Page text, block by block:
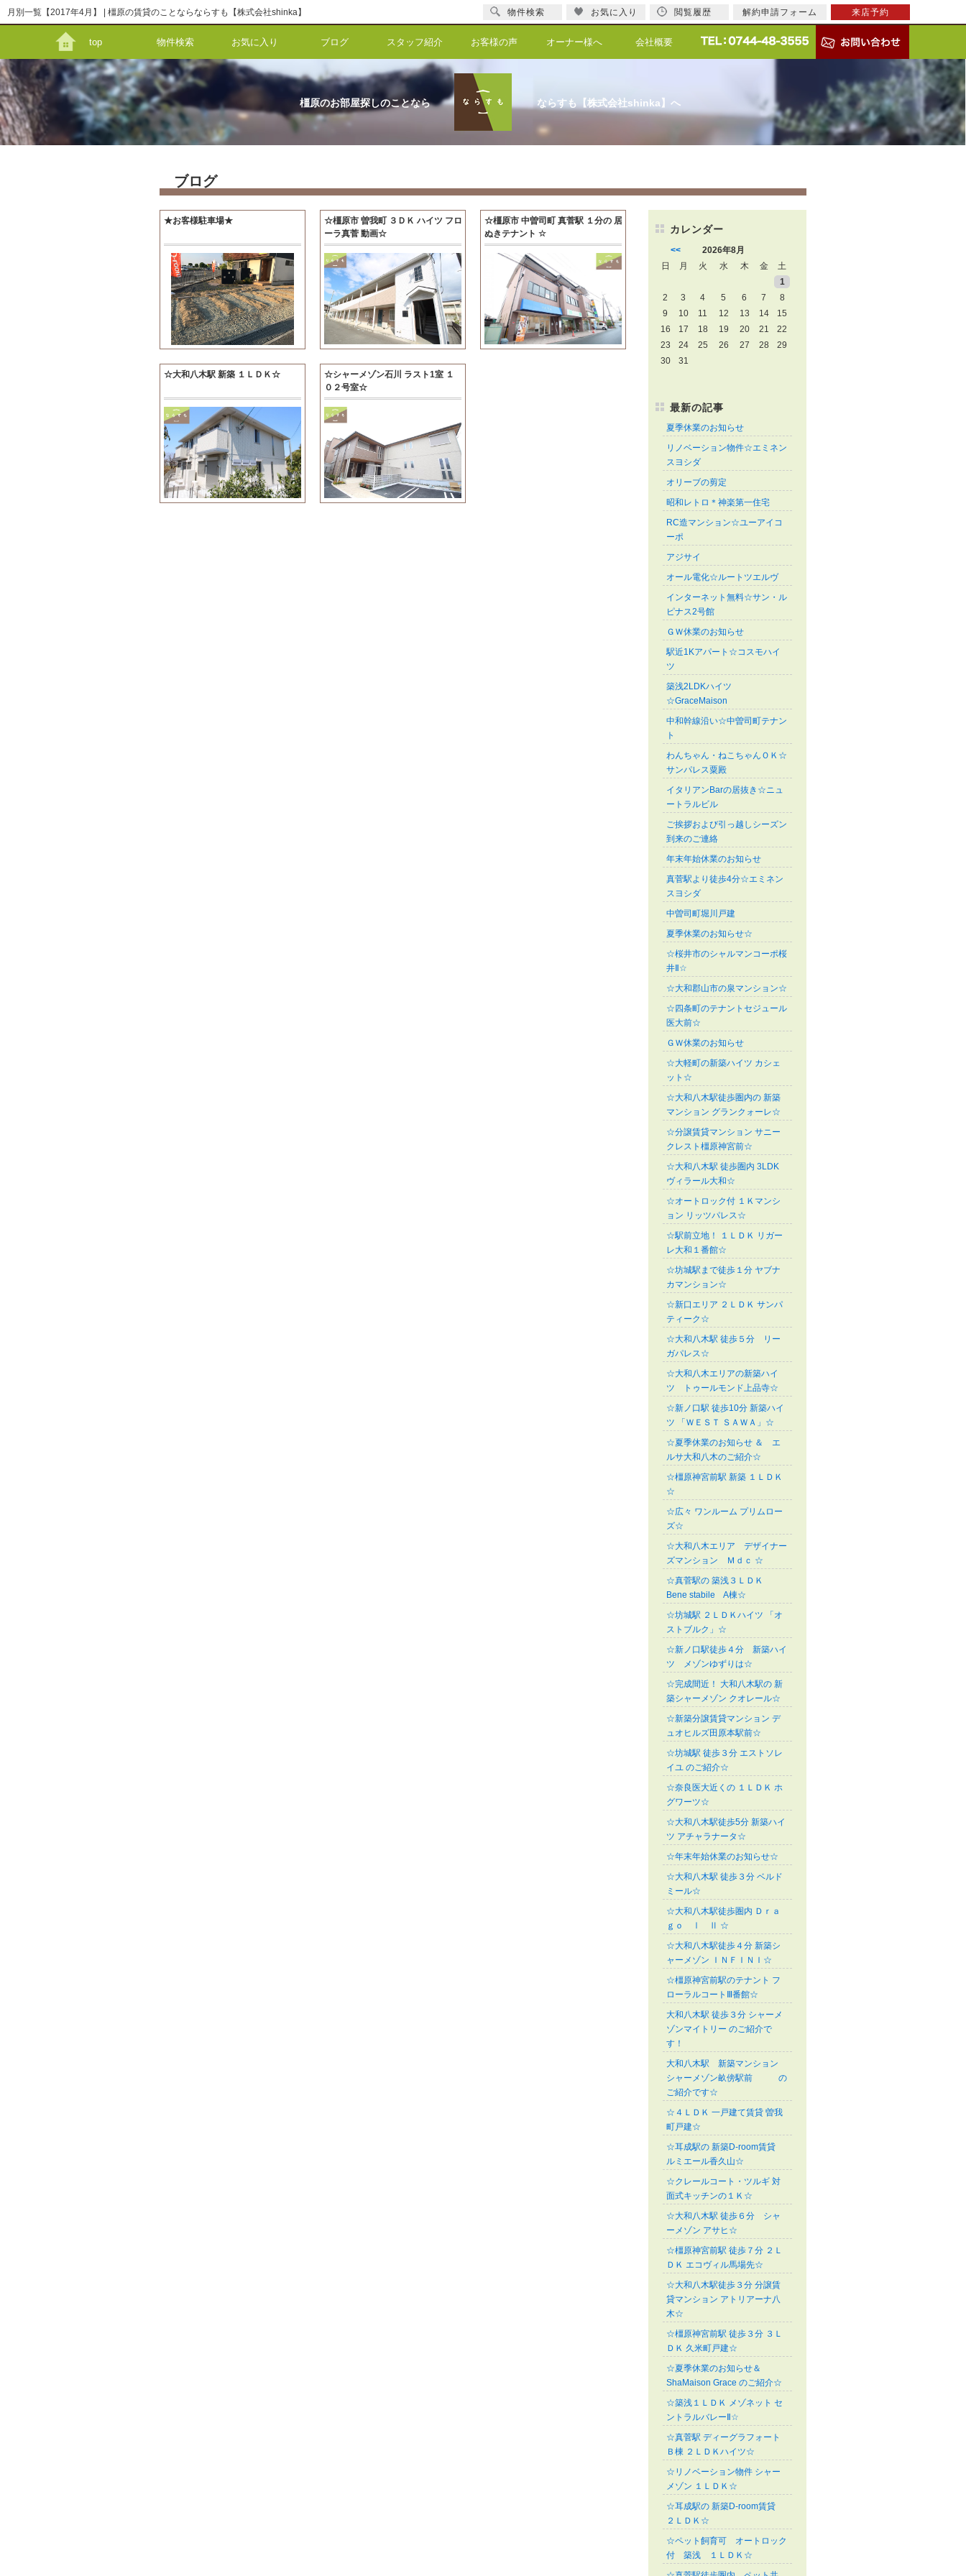
月別一覧【2017年4月】 | 橿原の賃貸のことならならすも【株式会社shinka】
top 物件検索 お気に入り ブログ スタッフ紹介 お客様の声 オーナー様へ 会社概要
橿原のお部屋探しのことなら ならすも【株式会社shinka】へ
ブログ
★お客様駐車場★
☆橿原市 曽我町 ３ＤＫ ハイツ フロ
ーラ真菅 動画☆
☆橿原市 中曽司町 真菅駅 １分の 居
ぬきテナント ☆
☆大和八木駅 新築 １ＬＤＫ☆
☆シャーメゾン石川 ラスト1室 １
０２号室☆
カレンダー
<<
2026年8月
日
月 火 水 木 金
土
1
2
3 4 5 6 7
8
9
10 11 12 13 14
15
16
17 18 19 20 21
22
23
24 25 26 27 28
29
30
31
最新の記事
夏季休業のお知らせ
リノベーション物件☆エミネン
スヨシダ
オリーブの剪定
昭和レトロ＊神楽第一住宅
RC造マンション☆ユーアイコ
ーポ
アジサイ
オール電化☆ルートツエルヴ
インターネット無料☆サン・ル
ピナス2号館
ＧＷ休業のお知らせ
駅近1Kアパート☆コスモハイ
ツ
築浅2LDKハイツ
☆GraceMaison
中和幹線沿い☆中曽司町テナン
ト
わんちゃん・ねこちゃんＯＫ☆
サンパレス粟殿
イタリアンBarの居抜き☆ニュ
ートラルビル
ご挨拶および引っ越しシーズン
到来のご連絡
年末年始休業のお知らせ
真菅駅より徒歩4分☆エミネン
スヨシダ
中曽司町堀川戸建
夏季休業のお知らせ☆
☆桜井市のシャルマンコーポ桜
井Ⅱ☆
☆大和郡山市の泉マンション☆
☆四条町のテナントセジュール
医大前☆
ＧＷ休業のお知らせ
☆大軽町の新築ハイツ カシェ
ット☆
☆大和八木駅徒歩圏内の 新築
マンション グランクォーレ☆
☆分譲賃貸マンション サニー
クレスト橿原神宮前☆
☆大和八木駅 徒歩圏内 3LDK
ヴィラール大和☆
☆オートロック付 １Ｋマンシ
ョン リッツパレス☆
☆駅前立地！ １ＬＤＫ リガー
レ大和１番館☆
☆坊城駅まで徒歩１分 ヤブナ
カマンション☆
☆新口エリア ２ＬＤＫ サンパ
ティーク☆
☆大和八木駅 徒歩５分 リー
ガパレス☆
☆大和八木エリアの新築ハイ
ツ トゥールモンド上品寺☆
☆新ノ口駅 徒歩10分 新築ハイ
ツ 「ＷＥＳＴ ＳＡＷＡ」☆
☆夏季休業のお知らせ ＆ エ
ルサ大和八木のご紹介☆
☆橿原神宮前駅 新築 １ＬＤＫ
☆
☆広々 ワンルーム プリムロー
ズ☆
☆大和八木エリア デザイナー
ズマンション Ｍｄｃ ☆
☆真菅駅の 築浅３ＬＤＫ
Bene stabile A棟☆
☆坊城駅 ２ＬＤＫハイツ 「オ
ストブルク」☆
☆新ノ口駅徒歩４分 新築ハイ
ツ メゾンゆずりは☆
☆完成間近！ 大和八木駅の 新
築シャーメゾン クオレール☆
☆新築分譲賃貸マンション デ
ュオヒルズ田原本駅前☆
☆坊城駅 徒歩３分 エストソレ
イユ のご紹介☆
☆奈良医大近くの １ＬＤＫ ホ
グワーツ☆
☆大和八木駅徒歩5分 新築ハイ
ツ アチャラナータ☆
☆年末年始休業のお知らせ☆
☆大和八木駅 徒歩３分 ベルド
ミール☆
☆大和八木駅徒歩圏内 Ｄｒａ
ｇｏ Ⅰ Ⅱ ☆
☆大和八木駅徒歩４分 新築シ
ャーメゾン ＩＮＦＩＮＩ☆
☆橿原神宮前駅のテナント フ
ローラルコートⅢ番館☆
大和八木駅 徒歩３分 シャーメ
ゾンマイトリー のご紹介で
す！
大和八木駅 新築マンション
シャーメゾン畝傍駅前 の
ご紹介です☆
☆４ＬＤＫ 一戸建て賃貸 曽我
町戸建☆
☆耳成駅の 新築D-room賃貸
ルミエール香久山☆
☆クレールコート・ツルギ 対
面式キッチンの１Ｋ☆
☆大和八木駅 徒歩６分 シャ
ーメゾン アサヒ☆
☆橿原神宮前駅 徒歩７分 ２Ｌ
ＤＫ エコヴィル馬場先☆
☆大和八木駅徒歩３分 分譲賃
貸マンション アトリアーナ八
木☆
☆橿原神宮前駅 徒歩３分 ３Ｌ
ＤＫ 久米町戸建☆
☆夏季休業のお知らせ＆
ShaMaison Grace のご紹介☆
☆築浅１ＬＤＫ メゾネット セ
ントラルバレーⅡ☆
☆真菅駅 ディーグラフォート
Ｂ棟 ２ＬＤＫハイツ☆
☆リノベーション物件 シャー
メゾン １ＬＤＫ☆
☆耳成駅の 新築D-room賃貸
２ＬＤＫ☆
☆ペット飼育可 オートロック
付 築浅 １ＬＤＫ☆
物件検索 お気に入り 閲覧履歴 解約申請フォーム 来店予約